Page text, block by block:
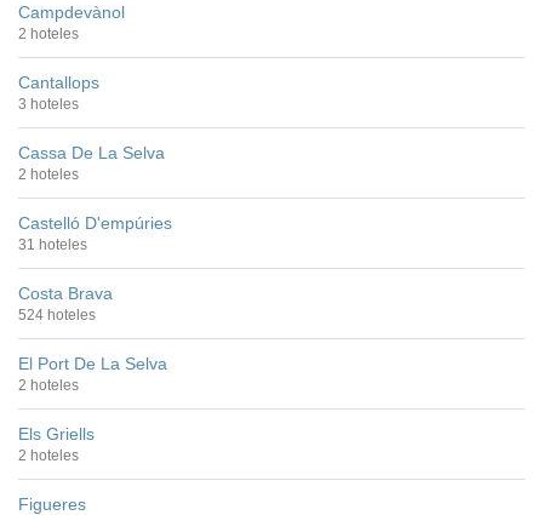
Campdevànol
2 hoteles
Cantallops
3 hoteles
Cassa De La Selva
2 hoteles
Castelló D'empúries
31 hoteles
Costa Brava
524 hoteles
El Port De La Selva
2 hoteles
Els Griells
2 hoteles
Figueres